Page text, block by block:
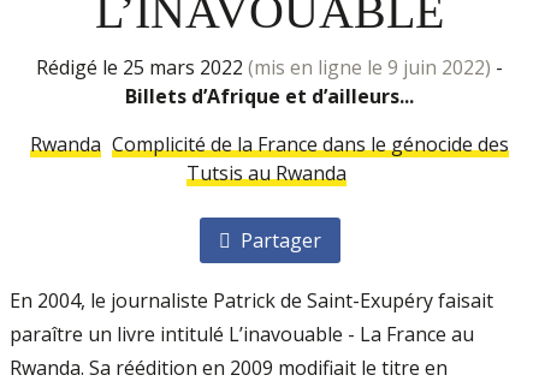
L’INAVOUABLE
rédigé le 25 mars 2022 (mis en ligne le 9 juin 2022) -
Billets d’Afrique et d’ailleurs...
Rwanda Complicité de la France dans le génocide des
Tutsis au Rwanda
Partager
En 2004, le journaliste Patrick de Saint-Exupéry faisait
paraître un livre intitulé L’inavouable - La France au
Rwanda. Sa réédition en 2009 modifiait le titre en